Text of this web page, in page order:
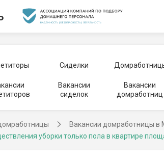
Сиделки
Вакансии
сиделок
Вакансии
домработниц
Вакансии домработницы в
уборки только пола в квартире